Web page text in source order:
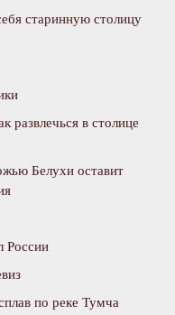
старинную столицу
развлечься в столице
Белухи оставит
России
по реке Тумча